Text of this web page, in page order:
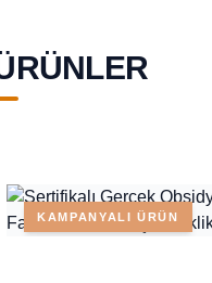
KAMPANYALI ÜRÜN